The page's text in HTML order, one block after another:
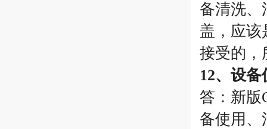
备清洗、
盖，应该
接受的，
12、设
答：新版
备使用、